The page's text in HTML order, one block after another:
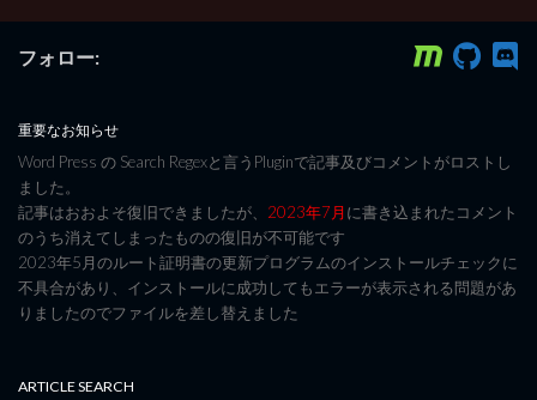
フォロー:
重要なお知らせ
Word Press の Search Regexと言うPluginで記事及びコメントがロストし
ました。
記事はおおよそ復旧できましたが、 2023年7月に書き込まれたコメント
のうち消えてしまったものの復旧が不可能です
2023年5月のルート証明書の更新プログラムのインストールチェックに
不具合があり、インストールに成功してもエラーが表示される問題があ
りましたのでファイルを差し替えました
ARTICLE SEARCH